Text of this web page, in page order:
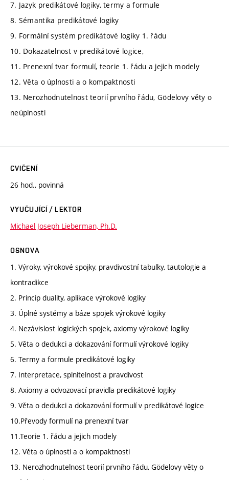
7. Jazyk predikátové logiky, termy a formule
8. Sémantika predikátové logiky
9. Formální systém predikátové logiky 1. řádu
10. Dokazatelnost v predikátové logice,
11. Prenexní tvar formulí, teorie 1. řádu a jejich modely
12. Věta o úplnosti a o kompaktnosti
13. Nerozhodnutelnost teorií prvního řádu, Gödelovy věty o
neúplnosti
CVIČENÍ
26 hod., povinná
VYUČUJÍCÍ / LEKTOR
Michael Joseph Lieberman, Ph.D.
OSNOVA
1. Výroky, výrokové spojky, pravdivostní tabulky, tautologie a
kontradikce
2. Princip duality, aplikace výrokové logiky
3. Úplné systémy a báze spojek výrokové logiky
4. Nezávislost logických spojek, axiomy výrokové logiky
5. Věta o dedukci a dokazování formulí výrokové logiky
6. Termy a formule predikátové logiky
7. Interpretace, splnitelnost a pravdivost
8. Axiomy a odvozovací pravidla predikátové logiky
9. Věta o dedukci a dokazování formulí v predikátové logice
10.Převody formulí na prenexní tvar
11.Teorie 1. řádu a jejich modely
12. Věta o úplnosti a o kompaktnosti
13. Nerozhodnutelnost teorií prvního řádu, Gödelovy věty o